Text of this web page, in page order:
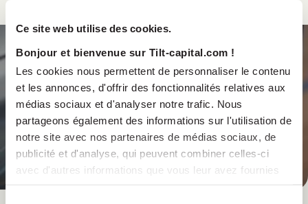
Ce site web utilise des cookies.
Bonjour et bienvenue sur Tilt-capital.com !
Les cookies nous permettent de personnaliser le contenu
et les annonces, d'offrir des fonctionnalités relatives aux
médias sociaux et d'analyser notre trafic. Nous
partageons également des informations sur l'utilisation de
notre site avec nos partenaires de médias sociaux, de
publicité et d'analyse, qui peuvent combiner celles-ci
avec d'autres informations que vous leur avez fournies